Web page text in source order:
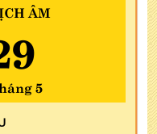
ÂM
5